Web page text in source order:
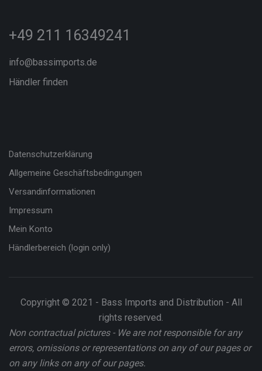
+49 211 16349241
info@bassimports.de
Händler finden
Datenschutzerklärung
Allgemeine Geschäftsbedingungen
Versandinformationen
Impressum
Mein Konto
Händlerbereich (login only)
Copyright © 2021 - Bass Imports and Distribution - All
rights reserved.
Non contractual pictures - We are not responsible for any
errors, omissions or representations on any of our pages or
on any links on any of our pages.